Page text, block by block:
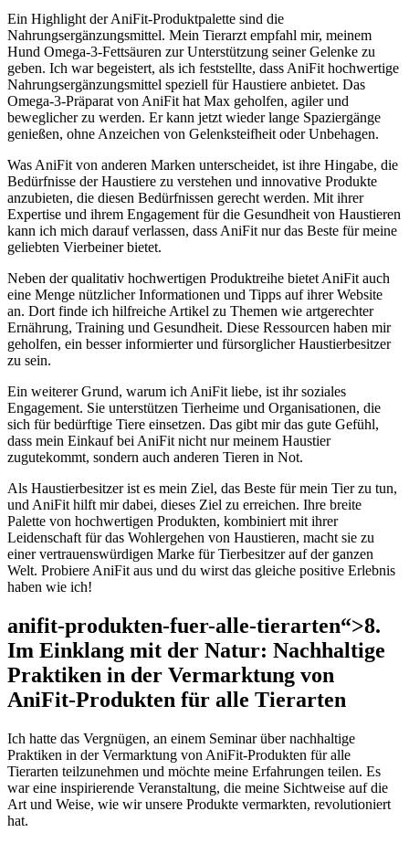
Ein Highlight ⁤der AniFit-Produktpalette sind die
Nahrungsergänzungsmittel.‌ Mein Tierarzt empfahl mir, meinem
Hund Omega-3-Fettsäuren zur Unterstützung seiner Gelenke zu
geben. Ich war begeistert, als ich feststellte, dass AniFit hochwertige
Nahrungsergänzungsmittel speziell für Haustiere anbietet. Das
Omega-3-Präparat von AniFit hat Max geholfen, agiler und
beweglicher zu⁣ werden. Er kann jetzt wieder lange Spaziergänge
genießen, ohne Anzeichen von Gelenksteifheit oder Unbehagen.
Was AniFit von anderen Marken ⁣unterscheidet, ist ihre Hingabe, die
⁤Bedürfnisse der Haustiere ⁣zu verstehen und innovative Produkte
⁣anzubieten, die⁣ diesen Bedürfnissen gerecht werden. Mit ihrer
Expertise und ihrem Engagement für die Gesundheit von Haustieren
​kann ich mich darauf verlassen, dass AniFit nur das Beste für meine⁣
geliebten Vierbeiner bietet.
Neben der qualitativ hochwertigen Produktreihe ⁤bietet AniFit auch
eine Menge nützlicher ⁣Informationen und Tipps auf ihrer Website
an. ⁤Dort finde ich hilfreiche Artikel zu Themen⁤ wie artgerechter
Ernährung, ‍Training⁣ und Gesundheit. Diese Ressourcen haben mir
geholfen, ein besser informierter und fürsorglicher Haustierbesitzer
zu sein.
Ein⁢ weiterer Grund, warum ich AniFit liebe, ist ihr soziales
Engagement. Sie unterstützen Tierheime und Organisationen, die
sich für bedürftige Tiere einsetzen.​ Das gibt mir das ⁣gute ‍Gefühl,
dass mein Einkauf‌ bei AniFit nicht nur meinem Haustier
zugutekommt, sondern auch anderen Tieren in Not.
Als Haustierbesitzer ist es ⁣mein ‌Ziel, das Beste für mein Tier zu tun,
und AniFit hilft mir dabei, dieses Ziel zu erreichen. Ihre breite
Palette von hochwertigen Produkten, kombiniert mit ihrer
Leidenschaft für das Wohlergehen‍ von Haustieren, macht sie zu⁢
einer vertrauenswürdigen Marke ​für⁢ Tierbesitzer auf der ganzen
Welt. Probiere AniFit aus und du wirst das gleiche positive Erlebnis
haben wie ich!
anifit-produkten-fuer-alle-tierarten“>8.
Im Einklang ​mit der Natur: Nachhaltige
Praktiken in der Vermarktung von
AniFit-Produkten für alle Tierarten
Ich⁢ hatte das Vergnügen, an⁢ einem Seminar über nachhaltige
Praktiken‌ in der Vermarktung von AniFit-Produkten für alle
Tierarten teilzunehmen und möchte meine Erfahrungen teilen. Es
war eine inspirierende Veranstaltung, die meine Sichtweise auf die
Art und Weise, wie wir unsere Produkte vermarkten, revolutioniert
hat.